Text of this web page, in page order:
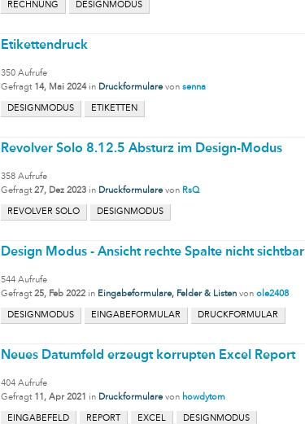
RECHNUNG DESIGNMODUS
Etikettendruck
350 Aufrufe
Gefragt 14, Mai 2024 in Druckformulare von senna
DESIGNMODUS ETIKETTEN
Revolver Solo 8.12.5 Absturz im Design-Modus
358 Aufrufe
Gefragt 27, Dez 2023 in Druckformulare von RsQ
REVOLVER SOLO DESIGNMODUS
Design Modus - Ansicht rechte Spalte nicht sichtbar
544 Aufrufe
Gefragt 25, Feb 2022 in Eingabeformulare, Felder & Listen von ole2408
DESIGNMODUS EINGABEFORMULAR DRUCKFORMULAR
Neues Datumfeld erzeugt korrupten Excel Report
404 Aufrufe
Gefragt 11, Apr 2021 in Druckformulare von howdytom
EINGABEFELD REPORT EXCEL DESIGNMODUS